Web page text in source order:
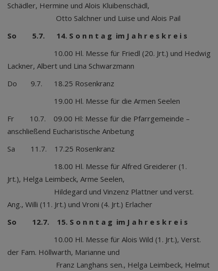
Schädler, Hermine und Alois Kluibenschädl,
Otto Salchner und Luise und Alois Pail
So 5.7. 14. S o n n t a g im J a h r e s k r e i s
10.00 Hl. Messe für Friedl (20. Jrt.) und Hedwig
Lackner, Albert und Lina Schwarzmann
Do 9.7. 18.25 Rosenkranz
19.00 Hl. Messe für die Armen Seelen
Fr 10.7. 09.00 Hl: Messe für die Pfarrgemeinde –
anschließend Eucharistische Anbetung
Sa 11.7. 17.25 Rosenkranz
18.00 Hl. Messe für Alfred Greiderer (1.
Jrt.), Helga Leimbeck, Arme Seelen,
Hildegard und Vinzenz Plattner und verst.
Ang., Willi (11. Jrt.) und Vroni (4. Jrt.) Erlacher
So 12.7. 15. S o n n t a g im J a h r e s k r e i s
10.00 Hl. Messe für Alois Wild (1. Jrt.), Verst.
der Fam. Höllwarth, Marianne und
Franz Langhans sen., Helga Leimbeck, Helmut